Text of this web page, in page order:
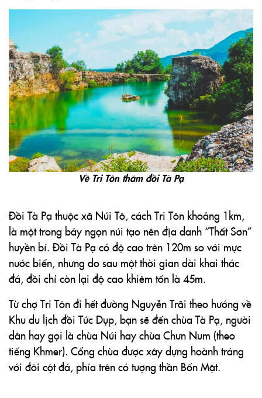
Về Tri Tôn thăm đồi Tà Pạ
Đồi Tà Pạ thuộc xã Núi Tô, cách Tri Tôn khoảng 1km,
là một trong bảy ngọn núi tạo nên địa danh “Thất Sơn”
huyền bí. Đồi Tà Pạ có độ cao trên 120m so với mực
nước biển, nhưng do sau một thời gian dài khai thác
đá, đồi chỉ còn lại độ cao khiêm tốn là 45m.
Từ chợ Tri Tôn đi hết đường Nguyễn Trãi theo hướng về
Khu du lịch đồi Tức Dụp, bạn sẽ đến chùa Tà Pạ, người
dân hay gọi là chùa Núi hay chùa Chưn Num (theo
tiếng Khmer). Cổng chùa được xây dựng hoành tráng
với đôi cột đá, phía trên có tượng thần Bốn Mặt.